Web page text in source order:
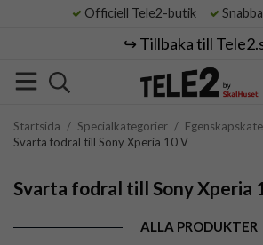
Officiell Tele2-butik
↪️ Tillbaka till
Startsida / Specialkategorier /
Svarta fodral till Sony Xperia 10 V
Svarta fodral till Sony Xperia
ALLA PRODUKTER